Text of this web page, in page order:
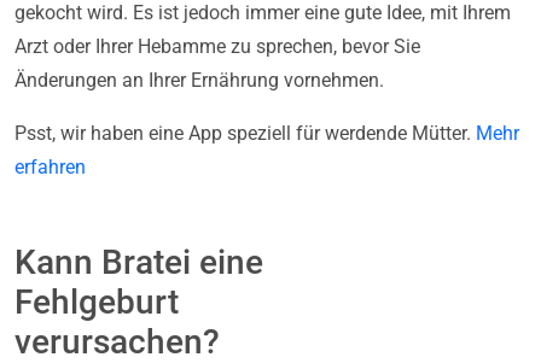
gekocht wird. Es ist jedoch immer eine gute Idee, mit Ihrem
Arzt oder Ihrer Hebamme zu sprechen, bevor Sie
Änderungen an Ihrer Ernährung vornehmen.
Psst, wir haben eine App speziell für werdende Mütter. Mehr
erfahren
Kann Bratei eine
Fehlgeburt
verursachen?